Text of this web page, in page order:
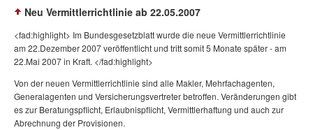
Neu Vermittlerrichtlinie ab 22.05.2007
<fad:highlight> Im Bundesgesetzblatt wurde die neue Vermittlerrichtlinie
am 22.Dezember 2007 veröffentlicht und tritt somit 5 Monate später - am
22.Mai 2007 in Kraft. </fad:highlight>
Von der neuen Vermittlerrichtlinie sind alle Makler, Mehrfachagenten,
Generalagenten und Versicherungsvertreter betroffen. Veränderungen gibt
es zur Beratungspflicht, Erlaubnispflicht, Vermittlerhaftung und auch zur
Abrechnung der Provisionen.